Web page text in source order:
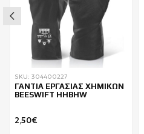
SKU: 304400227
ΓΑΝΤΙΑ ΕΡΓΑΣΙΑΣ ΧΗΜΙΚΩΝ
BEESWIFT HHBHW
2,50€